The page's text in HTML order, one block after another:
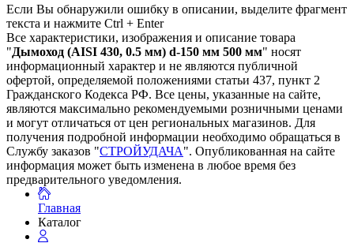
Если Вы обнаружили ошибку в описании, выделите фрагмент
текста и нажмите Ctrl + Enter
Все характеристики, изображения и описание товара
"Дымоход (AISI 430, 0.5 мм) d-150 мм 500 мм" носят
информационный характер и не являются публичной
офертой, определяемой положениями статьи 437, пункт 2
Гражданского Кодекса РФ. Все цены, указанные на сайте,
являются максимально рекомендуемыми розничными ценами
и могут отличаться от цен региональных магазинов. Для
получения подробной информации необходимо обращаться в
Службу заказов "СТРОЙУДАЧА". Опубликованная на сайте
информация может быть изменена в любое время без
предварительного уведомления.
Главная
Каталог